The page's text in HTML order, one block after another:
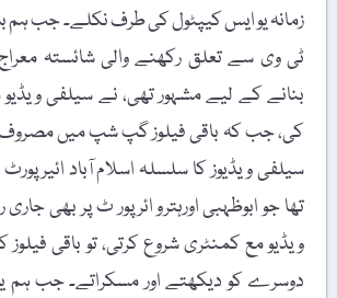
زمانہ یو ایس کیپٹول کی طرف نکلے۔ جب ہم
ٹی وی سے تعلق رکھنے والی شائستہ معراج
بنانے کے لیے مشہور تھی، نے سیلفی
کی، جب کہ باقی فیلوز گپ شپ میں مصروف
سیلفی ویڈیوز کا سلسلہ اسلام آباد
تھا جو ابوظہبی اورہترو ائرپور ٹ پر بھی
ویڈیو مع کمنٹری شروع کرتی، تو باقی
دوسرے کو دیکھتے اور مسکراتے۔ جب ہم